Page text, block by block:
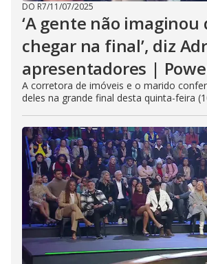
DO R7/11/07/2025
‘A gente não imaginou
chegar na final’, diz
apresentadores |
A corretora de imóveis e o marido
deles na grande final desta quinta-feira